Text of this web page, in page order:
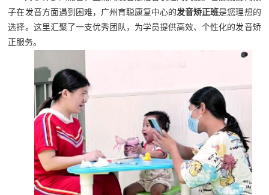
子在发音方面遇到困难，广州育聪康复中心的发音矫正班是您理想的
选择。这里汇聚了一支优秀团队，为学员提供高效、个性化的发音矫
正服务。